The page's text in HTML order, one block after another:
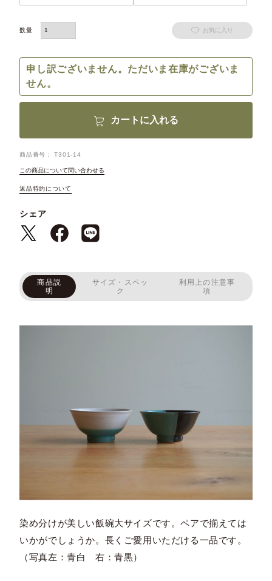
お気に入り
申し訳ございません。ただいま在庫がございま
せん。
カートに入れる
商品番号 T301-14
この商品について問い合わせる
返品特約について
シェア
商品説
明
サイズ・スペッ
ク
利用上の注意事
項
染め分けが美しい飯碗大サイズです。ペアで揃えては
いかがでしょうか。長くご愛用いただける一品です。
（写真左：青白 右：青黒）